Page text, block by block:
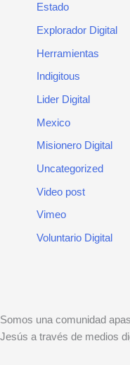
Estado
Explorador Digital
Herramientas
Indigitous
Lider Digital
Mexico
Misionero Digital
Uncategorized
Video post
Vimeo
Voluntario Digital
Somos una comunidad
Jesús a través de medios